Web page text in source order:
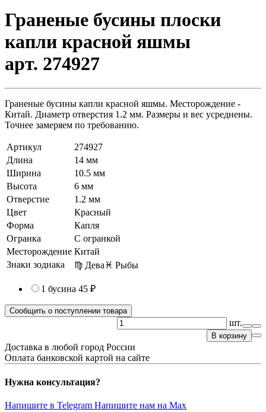
Граненые бусины плоски
капли красной яшмы
арт. 274927
Граненые бусины капли красной яшмы. Месторождение -
Китай. Диаметр отверстия 1.2 мм. Размеры и вес усреднены.
Точнее замеряем по требованию.
Артикул
274927
Длина
14 мм
Ширина
10.5 мм
Высота
6 мм
Отверстие
1.2 мм
Цвет
Красный
Форма
Капля
Огранка
С огранкой
Месторождение Китай
Знаки зодиака
♍ Дева♓ Рыбы
1 бусина 45 ₽
Сообщить о поступлении товара
шт.
В корзину
Доставка в любой город России
Оплата банковской картой на сайте
Нужна консультация?
Напишите в Telegram Напишите нам на Max